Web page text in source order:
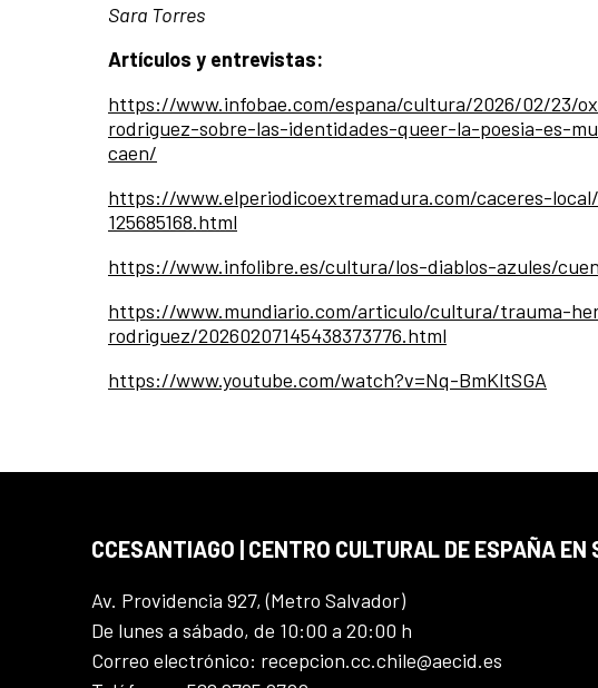
Sara Torres
Artículos y entrevistas:
https://www.infobae.com/espana/cultura/2026/02/23/
rodriguez-sobre-las-identidades-queer-la-poesia-es-
caen/
https://www.elperiodicoextremadura.com/caceres-
125685168.html
https://www.infolibre.es/cultura/los-diablos-azules/
https://www.mundiario.com/articulo/cultura/trauma-
rodriguez/20260207145438373776.html
https://www.youtube.com/watch?v=Nq-BmKltSGA
CCESANTIAGO | CENTRO CULTURAL DE ESPAÑA EN
Av. Providencia 927, (Metro Salvador)
De lunes a sábado, de 10:00 a 20:00 h
Correo electrónico: recepcion.cc.chile@aecid.es